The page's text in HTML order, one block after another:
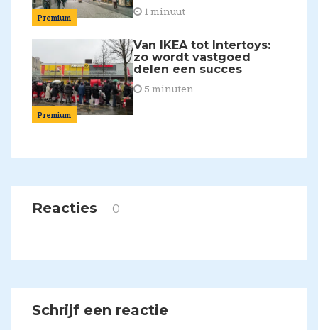
Premium 1 minuut
Premium
Van IKEA tot Intertoys:
zo wordt vastgoed
delen een succes
5 minuten
Reacties 0
Schrijf een reactie